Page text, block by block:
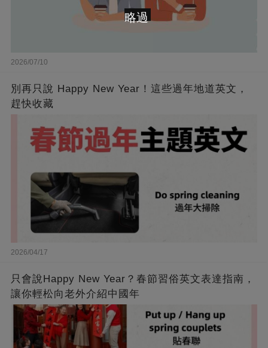
2026/07/10
別再只說 Happy New Year！這些過年地道英文，
趕快收藏
2026/04/17
只會說Happy New Year？春節習俗英文表達指南，
讓你輕松向老外介紹中國年
略過